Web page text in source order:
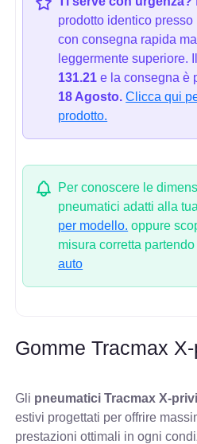
prodotto identico
con consegna rapida
leggermente superiore.
131.21 e la consegna è
18 Agosto. Clicca qui
prodotto.
Per conoscere le
pneumatici adatti alla
per modello. oppure
misura corretta partendo
auto
Gomme Tracmax
Gli pneumatici Tracmax X-
estivi progettati per offrire
prestazioni ottimali in ogni